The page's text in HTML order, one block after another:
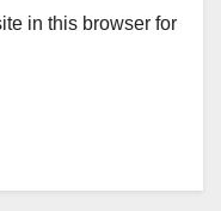
in this browser for